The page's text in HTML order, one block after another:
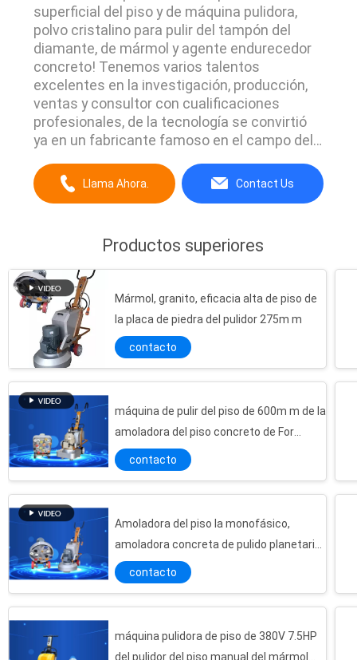
superficial del piso y de máquina pulidora,
polvo cristalino para pulir del tampón del
diamante, de mármol y agente endurecedor
concreto! Tenemos varios talentos
excelentes en la investigación, producción,
ventas y consultor con cualificaciones
profesionales, de la tecnología se convirtió
ya en un fabricante famoso en el campo del
equipa del departamento de la producción y
de ventas para la máquina, el producto de la
Llama Ahora. Contact Us
Productos superiores
Mármol, granito, eficacia alta de piso de
la placa de piedra del pulidor 275m m
contacto
máquina de pulir del piso de 600m m de la
amoladora del piso concreto de For
Single Phase 220V
contacto
Amoladora del piso la monofásico,
amoladora concreta de pulido planetaria
del piso
contacto
máquina pulidora de piso de 380V 7.5HP
del pulidor del piso manual del mármol
Cuatro placas vetean el pulidor de piso del granito, máquina pulidora del piso de piedra
El pulidor de piso concreto del granito de la máquina pulidora del piso 11HP 380V 4 dirige
Amoladora del piso del granito del terrazo la monofásico 5HP, máquina de nivelación concreta
Máquina industrial 0-1500rpm de alta velocidad del pulido superficial del terrazo de 6 cabezas